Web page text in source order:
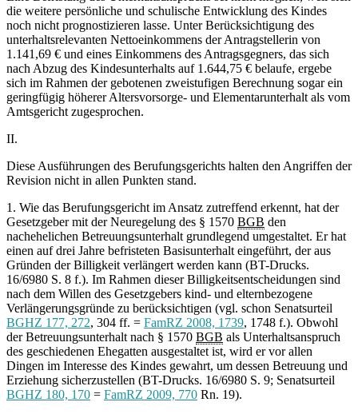
die weitere persönliche und schulische Entwicklung des Kindes
noch nicht prognostizieren lasse. Unter Berücksichtigung des
unterhaltsrelevanten Nettoeinkommens der Antragstellerin von
1.141,69 € und eines Einkommens des Antragsgegners, das sich
nach Abzug des Kindesunterhalts auf 1.644,75 € belaufe, ergebe
sich im Rahmen der gebotenen zweistufigen Berechnung sogar ein
geringfügig höherer Altersvorsorge- und Elementarunterhalt als vom
Amtsgericht zugesprochen.
II.
Diese Ausführungen des Berufungsgerichts halten den Angriffen der
Revision nicht in allen Punkten stand.
1. Wie das Berufungsgericht im Ansatz zutreffend erkennt, hat der
Gesetzgeber mit der Neuregelung des § 1570 BGB den
nachehelichen Betreuungsunterhalt grundlegend umgestaltet. Er hat
einen auf drei Jahre befristeten Basisunterhalt eingeführt, der aus
Gründen der Billigkeit verlängert werden kann (BT-Drucks.
16/6980 S. 8 f.). Im Rahmen dieser Billigkeitsentscheidungen sind
nach dem Willen des Gesetzgebers kind- und elternbezogene
Verlängerungsgründe zu berücksichtigen (vgl. schon Senatsurteil
BGHZ 177, 272, 304 ff. = FamRZ 2008, 1739, 1748 f.). Obwohl
der Betreuungsunterhalt nach § 1570 BGB als Unterhaltsanspruch
des geschiedenen Ehegatten ausgestaltet ist, wird er vor allen
Dingen im Interesse des Kindes gewahrt, um dessen Betreuung und
Erziehung sicherzustellen (BT-Drucks. 16/6980 S. 9; Senatsurteil
BGHZ 180, 170 = FamRZ 2009, 770 Rn. 19).